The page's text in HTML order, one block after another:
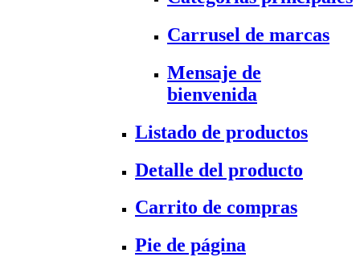
Carrusel de marcas
Mensaje de
bienvenida
Listado de productos
Detalle del producto
Carrito de compras
Pie de página